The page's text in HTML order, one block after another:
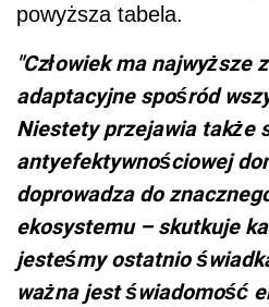
powyższa tabela.
"Człowiek ma najwyższe
adaptacyjne spośród
Niestety przejawia także
antyefektywnościowej
doprowadza do
ekosystemu – skutkuje
jesteśmy ostatnio
ważna jest świadomość